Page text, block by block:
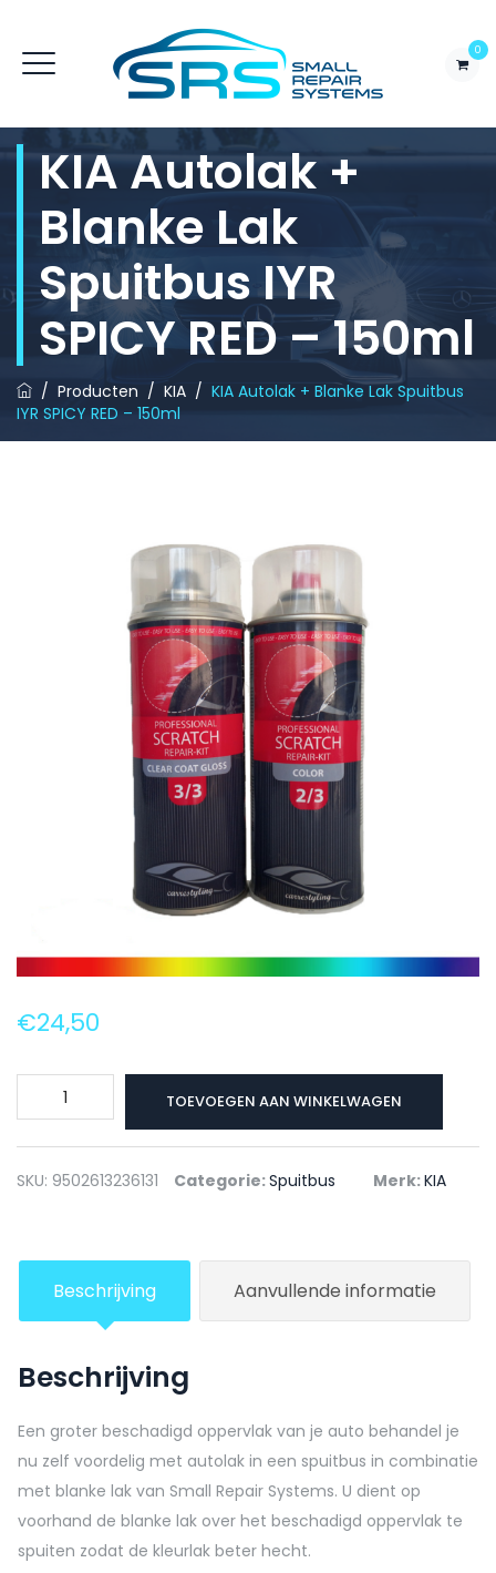
0
KIA Autolak +
Blanke Lak
Spuitbus IYR
SPICY RED – 150ml
/ Producten / KIA / KIA Autolak + Blanke Lak Spuitbus
IYR SPICY RED – 150ml
€24,50
Autolak
+
Blanke
IYR
SPICY
RED
150ml
TOEVOEGEN AAN WINKELWAGEN
SKU: 9502613236131 Categorie:Spuitbus Merk:KIA
Beschrijving Aanvullende informatie
Beschrijving
Een groter beschadigd oppervlak van je auto behandel je
nu zelf voordelig met autolak in een spuitbus in combinatie
met blanke lak van Small Repair Systems. U dient op
voorhand de blanke lak over het beschadigd oppervlak te
spuiten zodat de kleurlak beter hecht.